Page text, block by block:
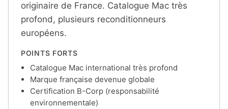
originaire de France. Catalogue Mac très
profond, plusieurs reconditionneurs
européens.
POINTS FORTS
Catalogue Mac international très profond
Marque française devenue globale
Certification B-Corp (responsabilité
environnementale)